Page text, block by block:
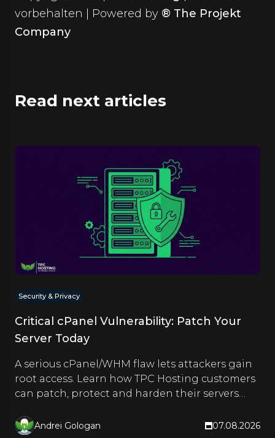
vorbehalten | Powered by ® The Projekt
Company
Read next articles
Security & Privacy
Critical cPanel Vulnerability: Patch Your
Server Today
A serious cPanel/WHM flaw lets attackers gain
root access. Learn how TPC Hosting customers
can patch, protect and harden their servers
Andrei Gologan 07.08.2026